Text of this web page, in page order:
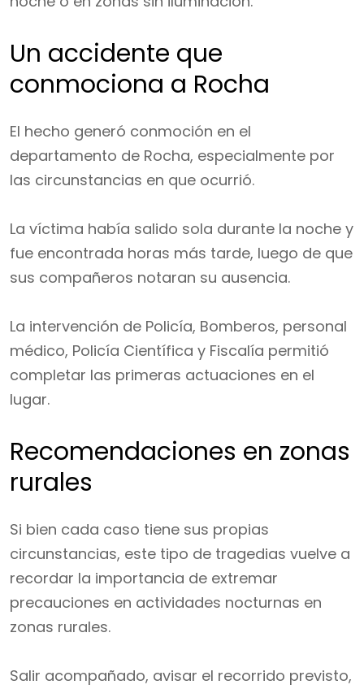
Un accidente que
conmociona a Rocha
El hecho generó conmoción en el
departamento de Rocha, especialmente por
las circunstancias en que ocurrió.
La víctima había salido sola durante la noche y
fue encontrada horas más tarde, luego de que
sus compañeros notaran su ausencia.
La intervención de Policía, Bomberos, personal
médico, Policía Científica y Fiscalía permitió
completar las primeras actuaciones en el
lugar.
Recomendaciones en zonas
rurales
Si bien cada caso tiene sus propias
circunstancias, este tipo de tragedias vuelve a
recordar la importancia de extremar
precauciones en actividades nocturnas en
zonas rurales.
Salir acompañado, avisar el recorrido previsto,